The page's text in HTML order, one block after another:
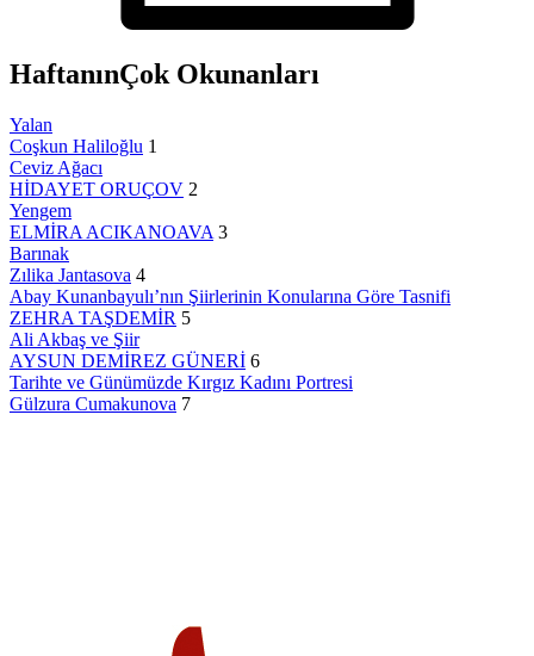
HaftanınÇok Okunanları
Yalan
Coşkun Haliloğlu 1
Ceviz Ağacı
HİDAYET ORUÇOV 2
Yengem
ELMİRA ACIKANOAVA 3
Barınak
Zılika Jantasova 4
Abay Kunanbayulı’nın Şiirlerinin Konularına Göre Tasnifi
ZEHRA TAŞDEMİR 5
Ali Akbaş ve Şiir
AYSUN DEMİREZ GÜNERİ 6
Tarihte ve Günümüzde Kırgız Kadını Portresi
Gülzura Cumakunova 7